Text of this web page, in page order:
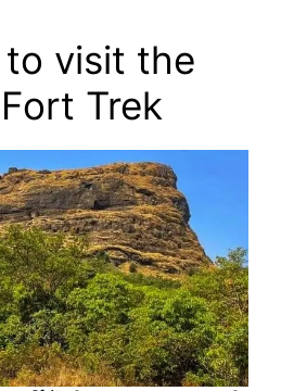
visit the
Trek